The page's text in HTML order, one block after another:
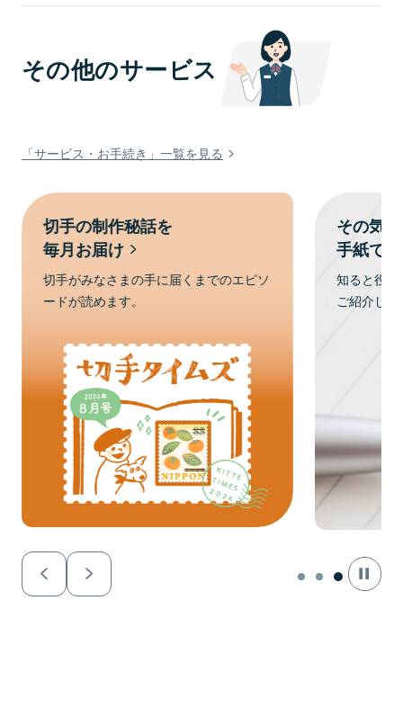
その他のサービス
「サービス・お手続き」一覧を見る
切手の制作秘話を
毎月お届け
切手がみなさまの手に届くまでのエピソ
ードが読めます。
その気
手紙で
知ると役
ご紹介し